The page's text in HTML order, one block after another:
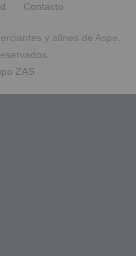
Contacto
y afines de Aspe.
ZAS